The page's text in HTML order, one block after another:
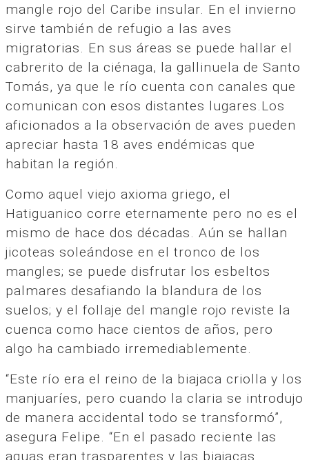
mangle rojo del Caribe insular. En el invierno
sirve también de refugio a las aves
migratorias. En sus áreas se puede hallar el
cabrerito de la ciénaga, la gallinuela de Santo
Tomás, ya que le río cuenta con canales que
comunican con esos distantes lugares.Los
aficionados a la observación de aves pueden
apreciar hasta 18 aves endémicas que
habitan la región.
Como aquel viejo axioma griego, el
Hatiguanico corre eternamente pero no es el
mismo de hace dos décadas. Aún se hallan
jicoteas soleándose en el tronco de los
mangles; se puede disfrutar los esbeltos
palmares desafiando la blandura de los
suelos; y el follaje del mangle rojo reviste la
cuenca como hace cientos de años, pero
algo ha cambiado irremediablemente.
“Este río era el reino de la biajaca criolla y los
manjuaríes, pero cuando la claria se introdujo
de manera accidental todo se transformó”,
asegura Felipe. “En el pasado reciente las
aguas eran trasparentes y las biajacas